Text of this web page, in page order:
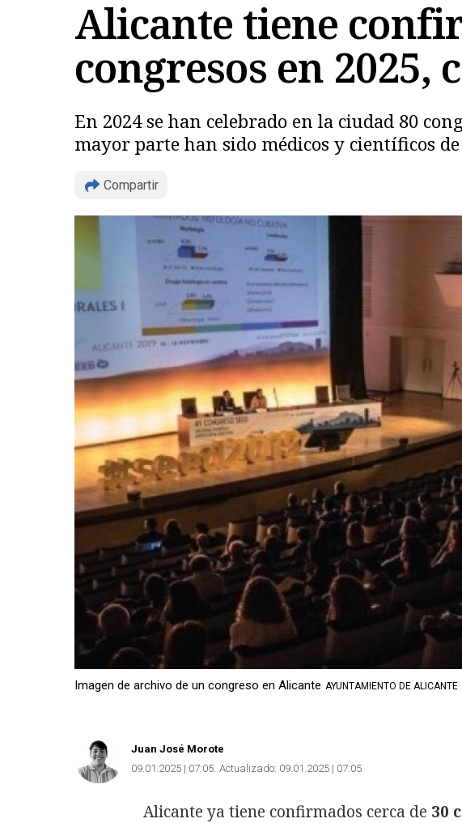
Alicante tiene
congresos en 2025,
En 2024 se han celebrado en la ciudad 80
mayor parte han sido médicos y científicos
Compartir
Copiar
Imagen de archivo de un congreso en Alicante AYUNTAMIENTO DE ALICANTE
Juan José Morote
09.01.2025 | 07:05 Actualizado: 09.01.2025 | 07:05
Alicante ya tiene confirmados cerca de 30